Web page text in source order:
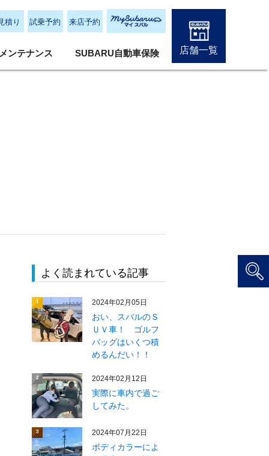
積り 試乗予約 来店予約
ンテナンス SUBARU自動車保険 店舗一覧
よく読まれている記事
1 2024年02月05日
おい、スバルのＳ
ＵＶ車！ ゴルフ
バッグはいくつ積
めるんだい！！
2 2024年02月12日
実際に車内で過ご
してみた。
3 2024年07月22日
ボディカラーによ